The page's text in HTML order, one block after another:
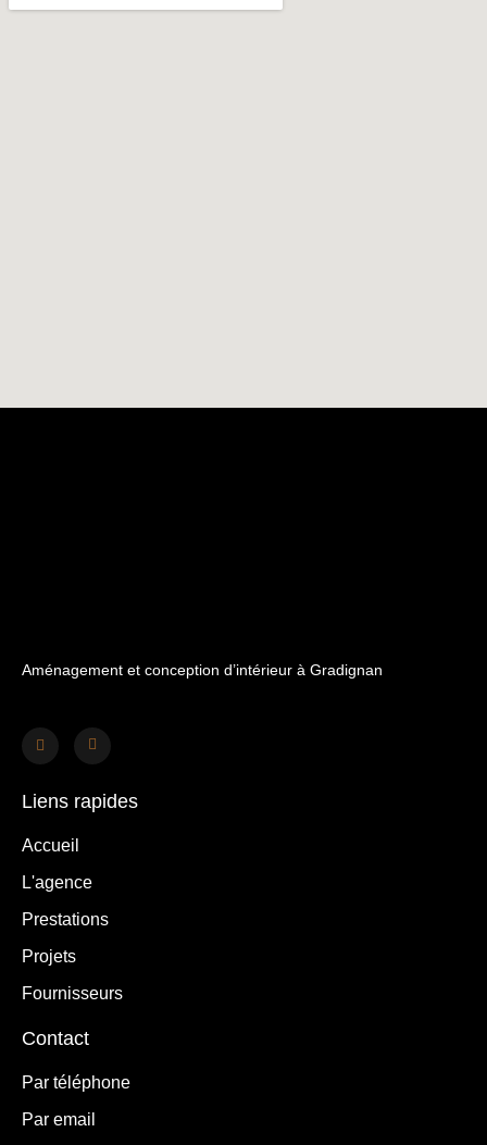
Aménagement et conception d’intérieur à Gradignan
Liens rapides
Accueil
L'agence
Prestations
Projets
Fournisseurs
Contact
Par téléphone
Par email